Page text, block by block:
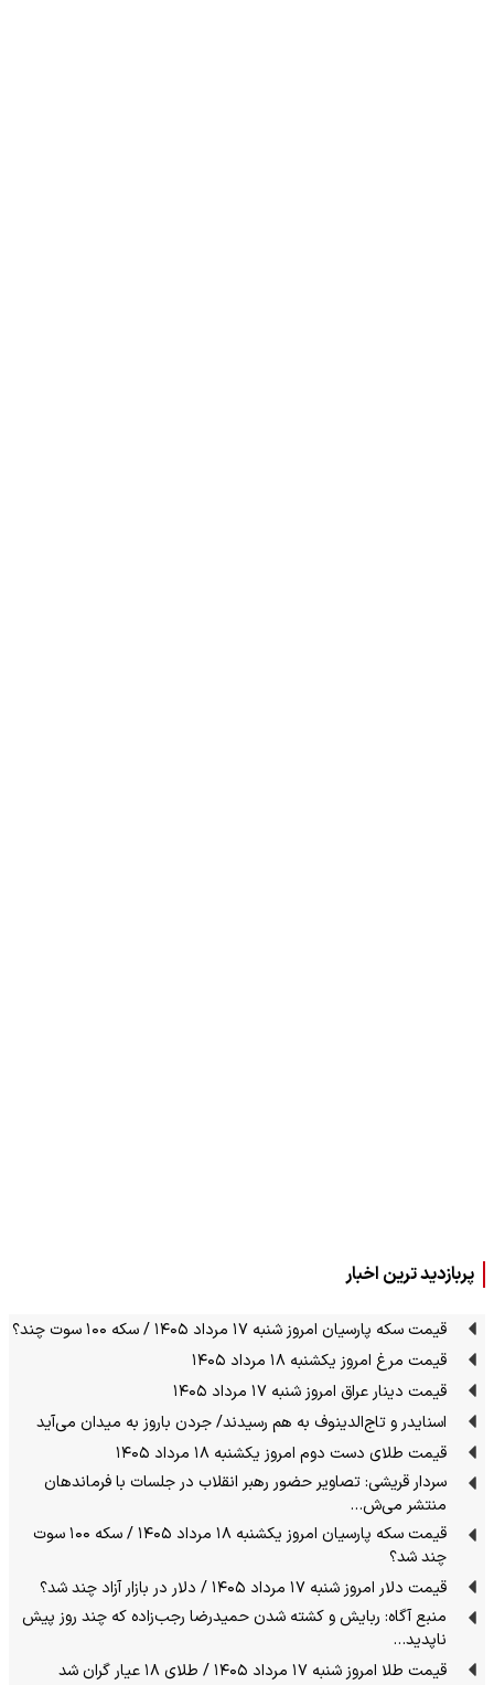
پربازدید ترین اخبار
قیمت سکه پارسیان امروز شنبه ۱۷ مرداد ۱۴۰۵ / سکه ۱۰۰ سوت چند؟
قیمت مرغ امروز یکشنبه ۱۸ مرداد ۱۴۰۵
قیمت دینار عراق امروز شنبه ۱۷ مرداد ۱۴۰۵
اسنایدر و تاج‌الدینوف به هم رسیدند/ جردن باروز به میدان می‌آید
قیمت طلای دست دوم امروز یکشنبه ۱۸ مرداد ۱۴۰۵
سردار قریشی: تصاویر حضور رهبر انقلاب در جلسات با فرماندهان
منتشر می‌ش…
قیمت سکه پارسیان امروز یکشنبه ۱۸ مرداد ۱۴۰۵ / سکه ۱۰۰ سوت
چند شد؟
قیمت دلار امروز شنبه ۱۷ مرداد ۱۴۰۵ / دلار در بازار آزاد چند شد؟
منبع آگاه: ربایش و کشته شدن حمیدرضا رجب‌زاده که چند روز پیش
ناپدید…
قیمت طلا امروز شنبه ۱۷ مرداد ۱۴۰۵ / طلای ۱۸ عیار گران شد